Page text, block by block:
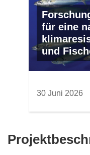
für eine
und
30 Juni 2026